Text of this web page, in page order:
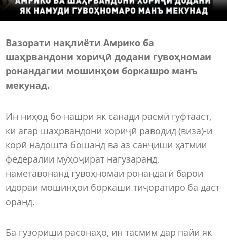
Вазорати нақлиёти Амрико ба
шаҳрвандони хориҷӣ додани гувоҳномаи
ронандагии мошинҳои боркашро манъ
мекунад.
Ин ниҳод бо нашри як санади расмӣ гуфтааст,
ки агар шаҳрвандони хориҷӣ раводид (виза)-и
корӣ надошта бошанд ва аз санҷиши ҳатмии
федералии муҳоҷират нагузаранд,
наметавонанд гувоҳномаи ронандагӣ барои
идораи мошинҳои боркаши тиҷоратиро ба даст
оранд.
Ба гузориши расонаҳо, ин тасмим дар пайи як